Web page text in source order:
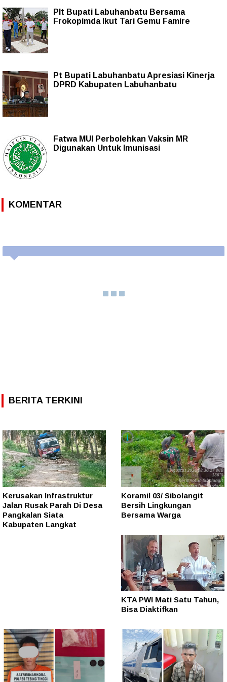
Plt Bupati Labuhanbatu Bersama
Frokopimda Ikut Tari Gemu Famire
Pt Bupati Labuhanbatu Apresiasi Kinerja
DPRD Kabupaten Labuhanbatu
Fatwa MUI Perbolehkan Vaksin MR
Digunakan Untuk Imunisasi
KOMENTAR
BERITA TERKINI
Kerusakan Infrastruktur
Jalan Rusak Parah Di Desa
Pangkalan Siata
Kabupaten Langkat
Koramil 03/ Sibolangit
Bersih Lingkungan
Bersama Warga
KTA PWI Mati Satu Tahun,
Bisa Diaktifkan